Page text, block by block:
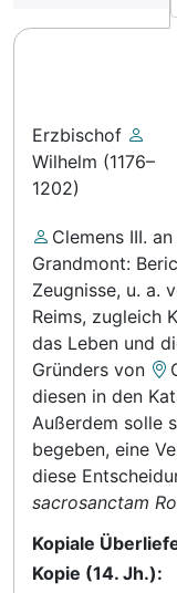
Erzbischof
Wilhelm (1176–
1202)
Clemens III. an
Grandmont:
Zeugnisse, u. a.
Reims, zugleich
das Leben und
Gründers von
diesen in den
Außerdem solle
begeben, eine
diese
sacrosanctam
Kopiale
Kopie (14. Jh.):